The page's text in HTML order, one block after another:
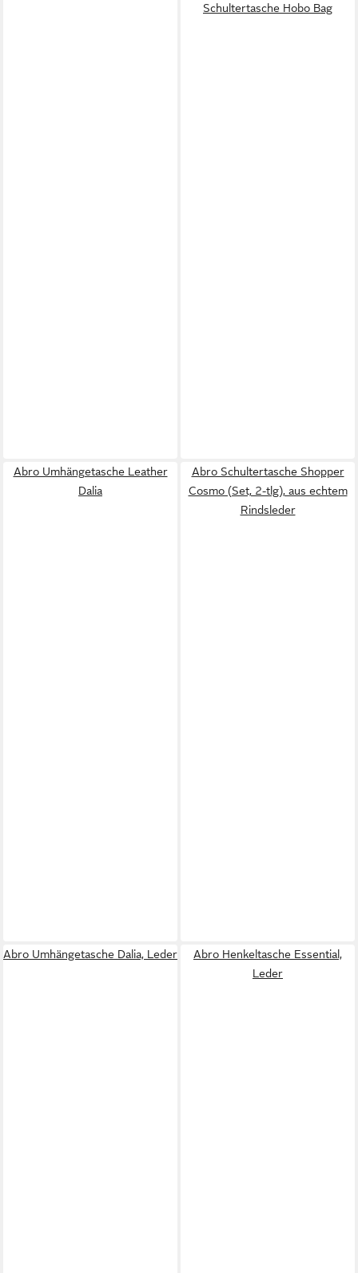
Schultertasche Hobo Bag
Abro Umhängetasche Leather
Dalia
Abro Schultertasche Shopper
Cosmo (Set, 2-tlg), aus echtem
Rindsleder
Abro Umhängetasche Dalia, Leder
Abro Henkeltasche Essential,
Leder